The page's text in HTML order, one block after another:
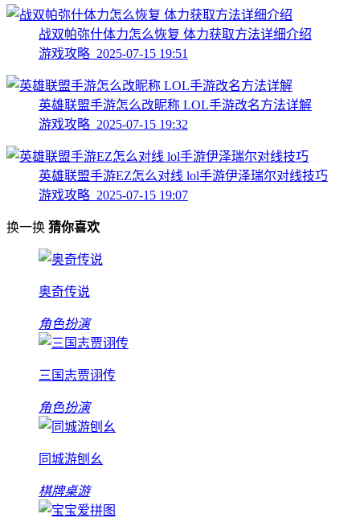
战双帕弥什体力怎么恢复 体力获取方法详细介绍
游戏攻略 2025-07-15 19:51
英雄联盟手游怎么改昵称 LOL手游改名方法详解
游戏攻略 2025-07-15 19:32
英雄联盟手游EZ怎么对线 lol手游伊泽瑞尔对线技巧
游戏攻略 2025-07-15 19:07
换一换 猜你喜欢
奥奇传说
角色扮演
三国志贾诩传
角色扮演
同城游刨幺
棋牌桌游